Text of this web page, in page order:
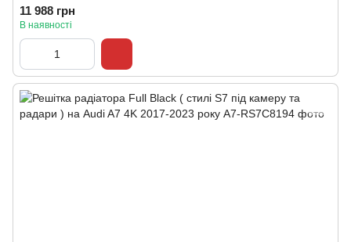
11 988 грн
В наявності